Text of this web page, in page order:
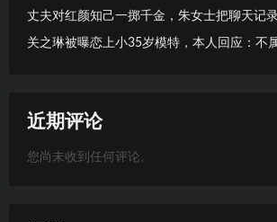
丈夫对红颜知己一掷千金，朱女士把聊天记
关之琳被曝恋上小35岁模特，本人回应：不
近期评论
您尚未收到任何评论。